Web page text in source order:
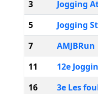
3 Jogging
5 Jogging
7
AMJBRun
11 12e
16 3e Les